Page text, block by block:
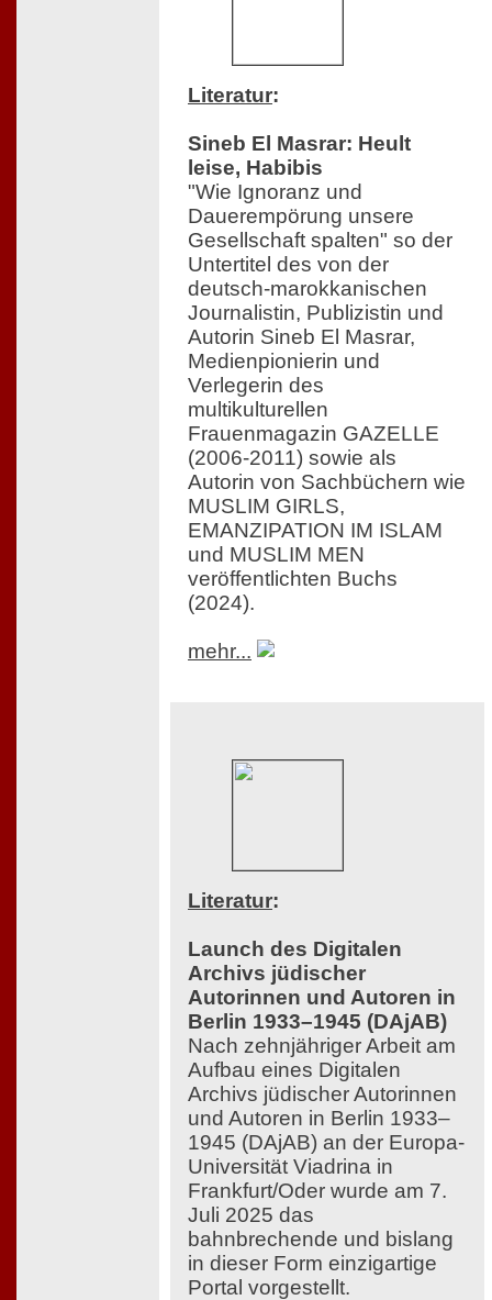
Literatur:
Sineb El Masrar: Heult
leise, Habibis
"Wie Ignoranz und
Dauerempörung unsere
Gesellschaft spalten" so der
Untertitel des von der
deutsch-marokkanischen
Journalistin, Publizistin und
Autorin Sineb El Masrar,
Medienpionierin und
Verlegerin des
multikulturellen
Frauenmagazin GAZELLE
(2006-2011) sowie als
Autorin von Sachbüchern wie
MUSLIM GIRLS,
EMANZIPATION IM ISLAM
und MUSLIM MEN
veröffentlichten Buchs
(2024).
mehr...
Literatur:
Launch des Digitalen
Archivs jüdischer
Autorinnen und Autoren in
Berlin 1933–1945 (DAjAB)
Nach zehnjähriger Arbeit am
Aufbau eines Digitalen
Archivs jüdischer Autorinnen
und Autoren in Berlin 1933–
1945 (DAjAB) an der Europa-
Universität Viadrina in
Frankfurt/Oder wurde am 7.
Juli 2025 das
bahnbrechende und bislang
in dieser Form einzigartige
Portal vorgestellt.